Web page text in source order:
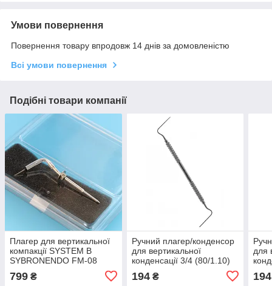
Умови повернення
Повернення товару впродовж 14 днів за домовленістю
Всі умови повернення
Подібні товари компанії
Плагер для вертикальної
компакції SYSTEM B
SYBRONENDO FM-08
799 ₴
Ручний плагер/конденсор
для вертикальної
конденсації 3/4 (80/1.10)
194₴
для
194